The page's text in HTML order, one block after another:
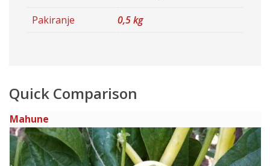
Pakiranje 0,5 kg
Quick Comparison
Mahune